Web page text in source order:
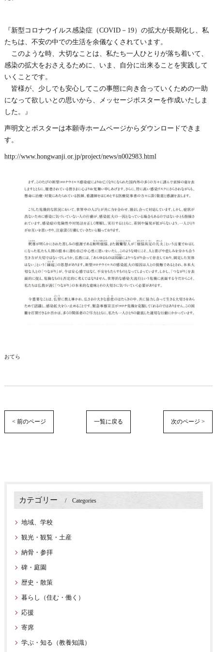
『新型コロナウイルス感染症（COVID－19）の拡大が長期化し、私
たちは、不安の中での生活を余儀なくされています。
このような時、大切なことは、私たち一人ひとりが落ち着いて、
感染の拡大をおさえるために、いま、自分に出来ることを実践して
いくことです。
皆様が、少しでも安心してこの事態に向き合っていくための一助
になって欲しいとの思いから、メッセージポスターを作成いたしま
した。』
声明文とポスターは本願寺ホームページからダウンロードできま
す。
http://www.hongwanji.or.jp/project/news/n002983.html
おてら
< 前のページ 一覧に戻る 次のページ >
カテゴリー Categories
地域、学校
観光・観覧・土産
納骨・参拝
碑・庭園
歴史・散策
暮らし（住む・働く）
応援
寄席
学ぶ・知る（教養知識）